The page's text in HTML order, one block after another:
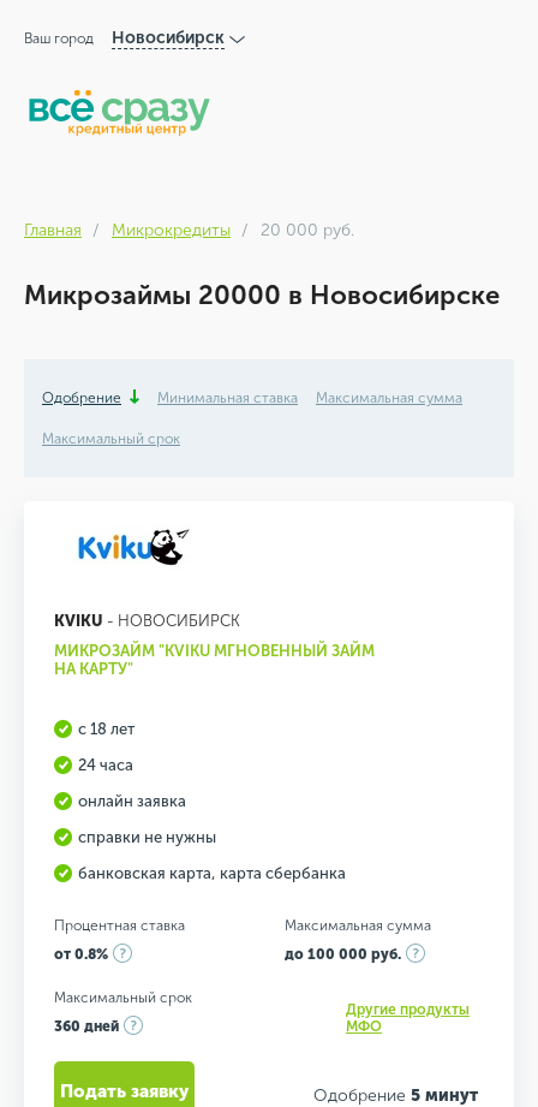
Ваш город Новосибирск
Главная Микрокредиты 20 000 руб.
Микрозаймы 20000 в Новосибирске
Одобрение Минимальная ставка Максимальная сумма
Максимальный срок
KVIKU - НОВОСИБИРСК
МИКРОЗАЙМ "KVIKU МГНОВЕННЫЙ ЗАЙМ
НА КАРТУ"
с 18 лет
24 часа
онлайн заявка
справки не нужны
банковская карта, карта сбербанка
Процентная ставка
от 0.8%
Максимальная сумма
до 100 000 руб.
Максимальный срок
360 дней
Другие продукты
МФО
Одобрение 5 минут
Подать заявку